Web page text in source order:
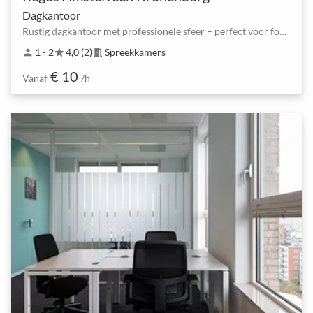
Dagkantoor
Rustig dagkantoor met professionele sfeer – perfect voor focus en 1-op-1
person 1 - 2star4,0 (2) meeting_room Spreekkamers
Vanaf € 10 /h